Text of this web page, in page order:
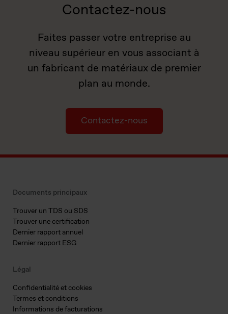
Contactez-nous
Faites passer votre entreprise au
niveau supérieur en vous associant à
un fabricant de matériaux de premier
plan au monde.
Contactez-nous
Documents principaux
Trouver un TDS ou SDS
Trouver une certification
Dernier rapport annuel
Dernier rapport ESG
Légal
Confidentialité et cookies
Termes et conditions
Informations de facturations